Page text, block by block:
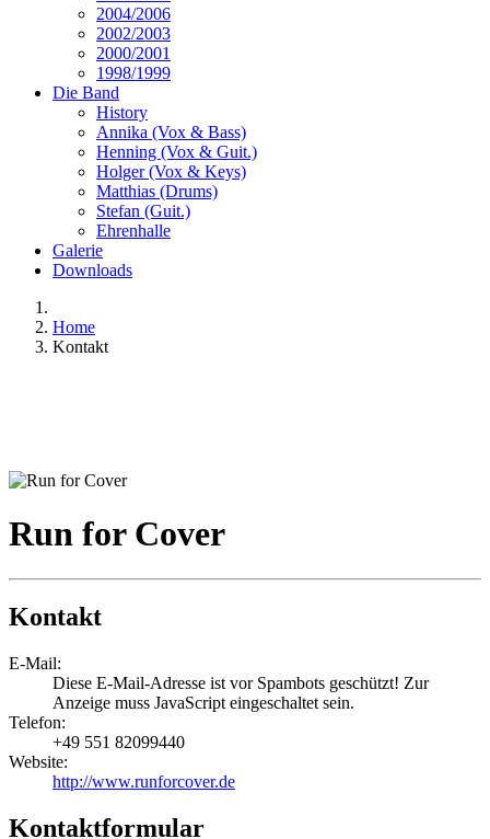
2004/2006
2002/2003
2000/2001
1998/1999
Die Band
History
Annika (Vox & Bass)
Henning (Vox & Guit.)
Holger (Vox & Keys)
Matthias (Drums)
Stefan (Guit.)
Ehrenhalle
Galerie
Downloads
Home
Kontakt
Run for Cover
Kontakt
E-Mail:
Diese E-Mail-Adresse ist vor Spambots geschützt! Zur
Anzeige muss JavaScript eingeschaltet sein.
Telefon:
+49 551 82099440
Website:
http://www.runforcover.de
Kontaktformular